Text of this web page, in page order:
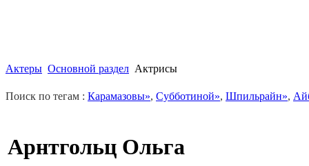
Актеры Основной раздел Актрисы
Поиск по тегам : Карамазовы», Субботиной», Шпильрайн»,
Арнтгольц Ольга